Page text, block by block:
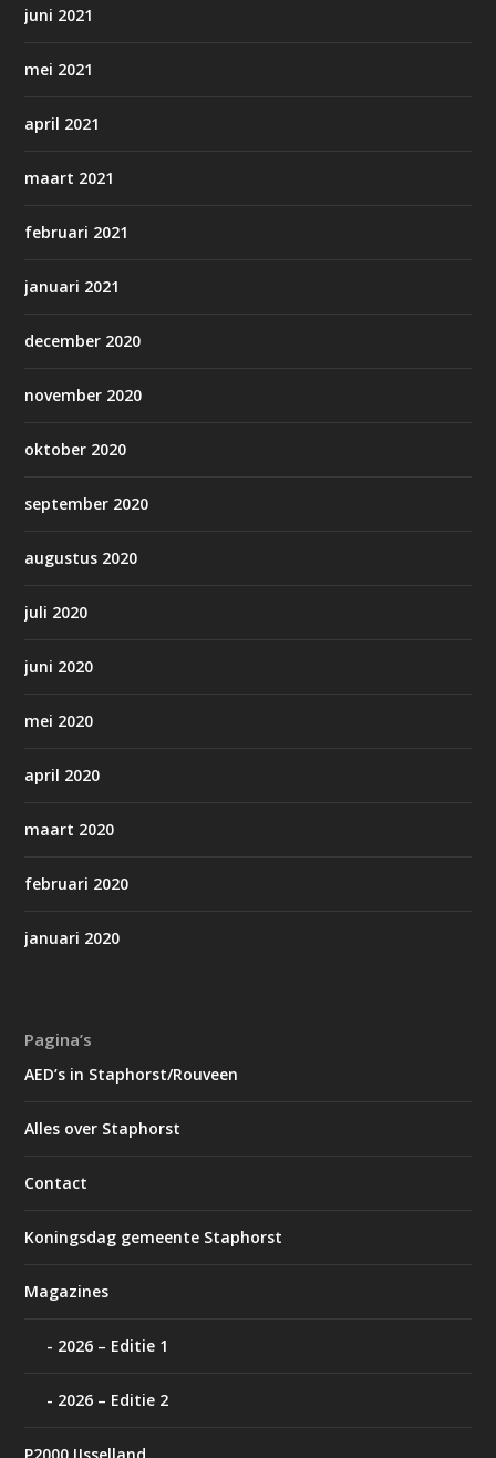
juni 2021
mei 2021
april 2021
maart 2021
februari 2021
januari 2021
december 2020
november 2020
oktober 2020
september 2020
augustus 2020
juli 2020
juni 2020
mei 2020
april 2020
maart 2020
februari 2020
januari 2020
Pagina’s
AED’s in Staphorst/Rouveen
Alles over Staphorst
Contact
Koningsdag gemeente Staphorst
Magazines
2026 – Editie 1
2026 – Editie 2
P2000 IJsselland